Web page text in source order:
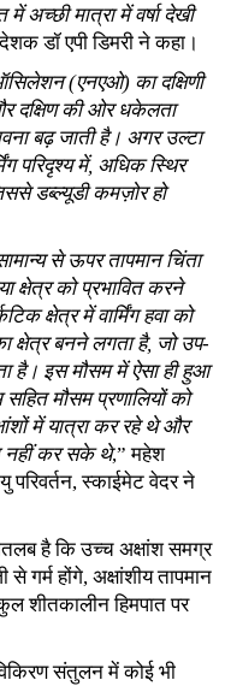
अच्छी मात्रा में वर्षा देखी
डॉ एपी डिमरी ने कहा।
(एनएओ) का दक्षिणी
दक्षिण की ओर धकेलता
बढ़ जाती है। अगर उल्टा
परिदृश्य में, अधिक स्थिर
डब्ल्यूडी कमज़ोर हो
से ऊपर तापमान चिंता
क्षेत्र को प्रभावित करने
क्षेत्र में वार्मिंग हवा को
बनने लगता है, जो उप-
है। इस मौसम में ऐसा ही हुआ
सहित मौसम प्रणालियों को
में यात्रा कर रहे थे और
नहीं कर सके थे,” महेश
परिवर्तन, स्काईमेट वेदर ने
है कि उच्च अक्षांश समग्र
गर्म होंगे, अक्षांशीय तापमान
शीतकालीन हिमपात पर
संतुलन में कोई भी